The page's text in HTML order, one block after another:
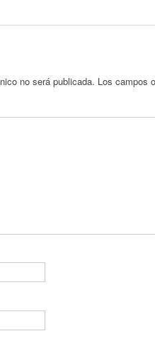
no será publicada. Los campos